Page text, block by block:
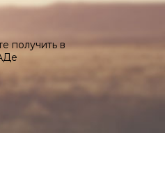
получить в